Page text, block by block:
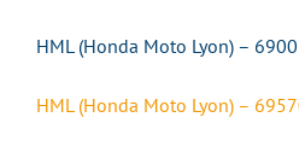
HML (Honda Moto Lyon) –
HML (Honda Moto Lyon) –